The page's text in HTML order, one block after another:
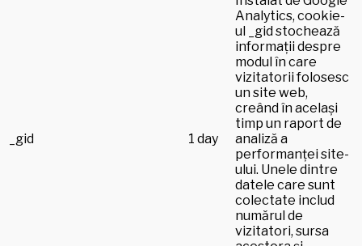
_gid 1 day
Analytics, cookie-
ul _gid stochează
informații despre
modul în care
vizitatorii folosesc
un site web,
creând în același
timp un raport de
analiză a
performanței site-
ului. Unele dintre
datele care sunt
colectate includ
numărul de
vizitatori, sursa